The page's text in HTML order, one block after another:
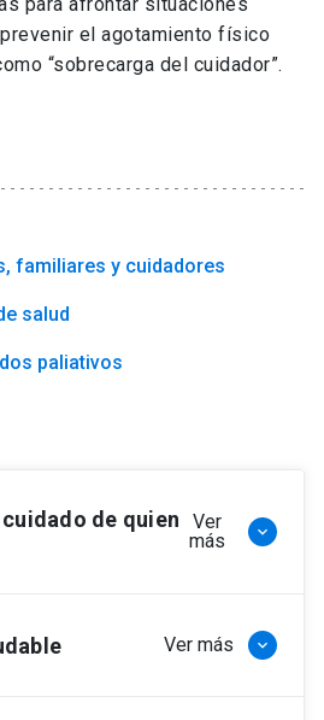
para afrontar situaciones
el agotamiento físico
“sobrecarga del cuidador”.
familiares y cuidadores
salud
paliativos
de quien
Ver
más
keyboard_arrow_down
proporcionar apoyo y
físico como emocional a
Ver más keyboard_arrow_down